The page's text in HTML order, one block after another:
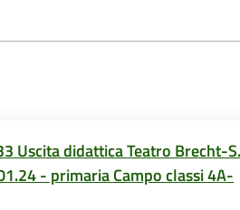
Uscita didattica Teatro Brecht-S.
- primaria Campo classi 4A-